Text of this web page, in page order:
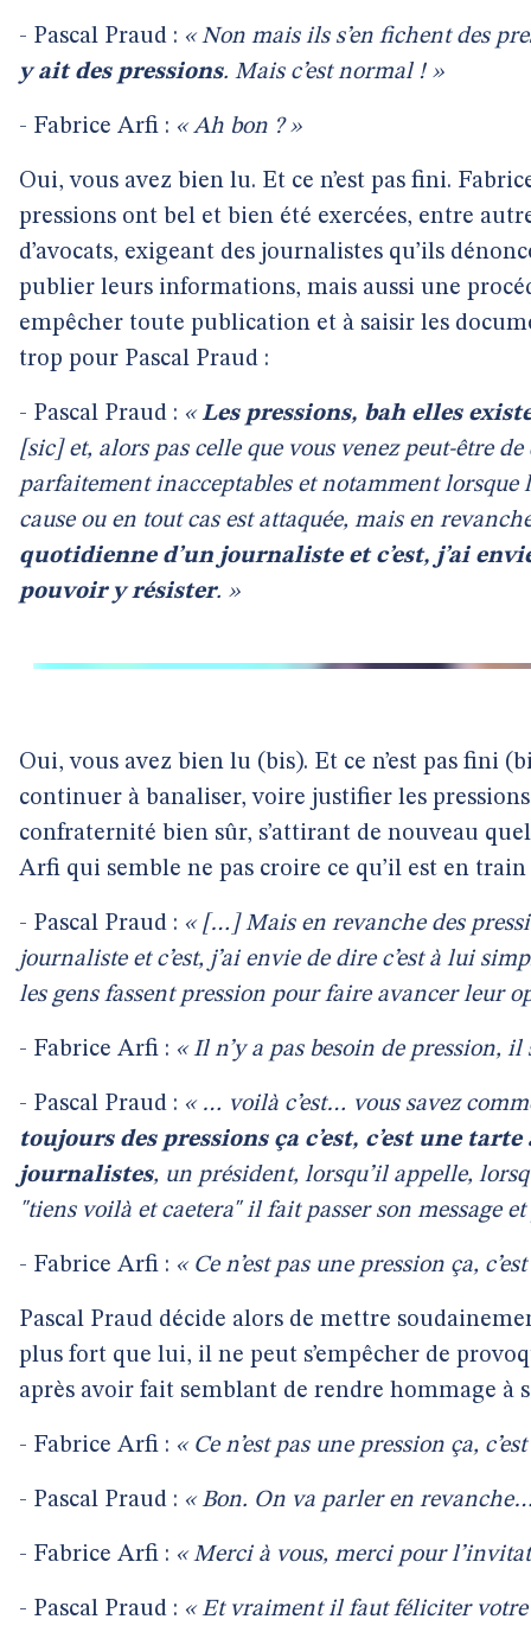
- Pascal Praud : « Non mais ils s’en fichent des
y ait des pressions. Mais c’est normal ! »
- Fabrice Arfi : « Ah bon ? »
Oui, vous avez bien lu. Et ce n’est pas fini.
pressions ont bel et bien été exercées, entre
d’avocats, exigeant des journalistes qu’ils
publier leurs informations, mais aussi une
empêcher toute publication et à saisir les
trop pour Pascal Praud :
- Pascal Praud : «Les pressions, bah elles
[sic] et, alors pas celle que vous venez peut-être
parfaitement inacceptables et notamment lorsque
cause ou en tout cas est attaquée, mais en
quotidienne d’un journaliste et c’est, j’ai
pouvoir y résister. »
Oui, vous avez bien lu (bis). Et ce n’est pas fini
continuer à banaliser, voire justifier les
confraternité bien sûr, s’attirant de nouveau
Arfi qui semble ne pas croire ce qu’il est en
- Pascal Praud : « […] Mais en revanche des
journaliste et c’est, j’ai envie de dire c’est à lui
les gens fassent pression pour faire avancer leur
- Fabrice Arfi : « Il n’y a pas besoin de pression,
- Pascal Praud : « … voilà c’est… vous savez
toujours des pressions ça c’est, c’est une
journalistes, un président, lorsqu’il appelle,
"tiens voilà et caetera" il fait passer son message
- Fabrice Arfi : « Ce n’est pas une pression ça,
Pascal Praud décide alors de mettre
plus fort que lui, il ne peut s’empêcher de
après avoir fait semblant de rendre hommage à
- Fabrice Arfi : « Ce n’est pas une pression ça,
- Pascal Praud : « Bon. On va parler en
- Fabrice Arfi : « Merci à vous, merci pour
- Pascal Praud : « Et vraiment il faut féliciter votre